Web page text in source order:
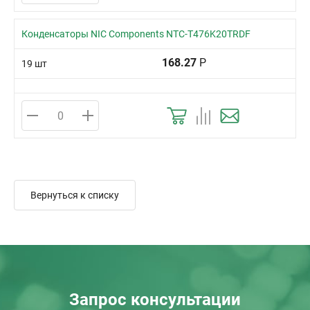
Конденсаторы NIC Components NTC-T476K20TRDF
19 шт 168.27 Р
Вернуться к списку
Запрос консультации